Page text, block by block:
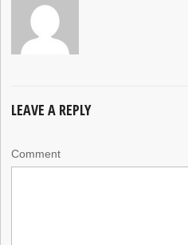
LEAVE A REPLY
Comment